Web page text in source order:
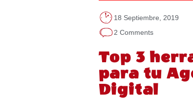
18 Septiembre, 2019
2 Comments
Top 3
para tu
Digital